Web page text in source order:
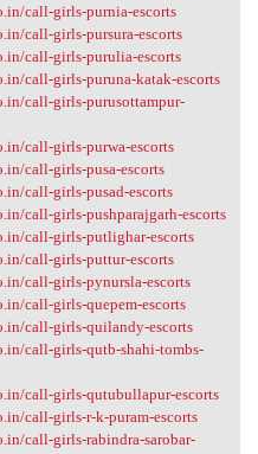
call-girls-purnia-escorts
call-girls-pursura-escorts
call-girls-purulia-escorts
call-girls-puruna-katak-escorts
call-girls-purusottampur-
call-girls-purwa-escorts
call-girls-pusa-escorts
call-girls-pusad-escorts
call-girls-pushparajgarh-escorts
call-girls-putlighar-escorts
call-girls-puttur-escorts
call-girls-pynursla-escorts
call-girls-quepem-escorts
call-girls-quilandy-escorts
call-girls-qutb-shahi-tombs-
call-girls-qutubullapur-escorts
call-girls-r-k-puram-escorts
call-girls-rabindra-sarobar-